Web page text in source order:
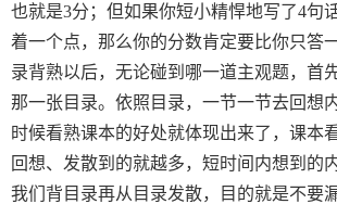
也就是3分；但如果你短小精悍地写了4句
着一个点，那么你的分数肯定要比你只答
录背熟以后，无论碰到哪一道主观题，首
那一张目录。依照目录，一节一节去回想
时候看熟课本的好处就体现出来了，课本
回想、发散到的就越多，短时间内想到的
我们背目录再从目录发散，目的就是不要